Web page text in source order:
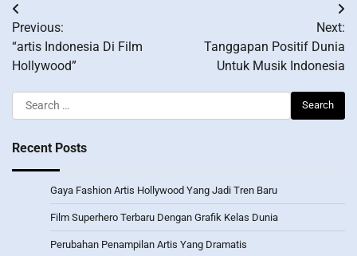
Post
navigation
Previous:
“artis Indonesia Di Film
Hollywood”
Next:
Tanggapan Positif Dunia
Untuk Musik Indonesia
Search
for:
Recent Posts
Gaya Fashion Artis Hollywood Yang Jadi Tren Baru
Film Superhero Terbaru Dengan Grafik Kelas Dunia
Perubahan Penampilan Artis Yang Dramatis